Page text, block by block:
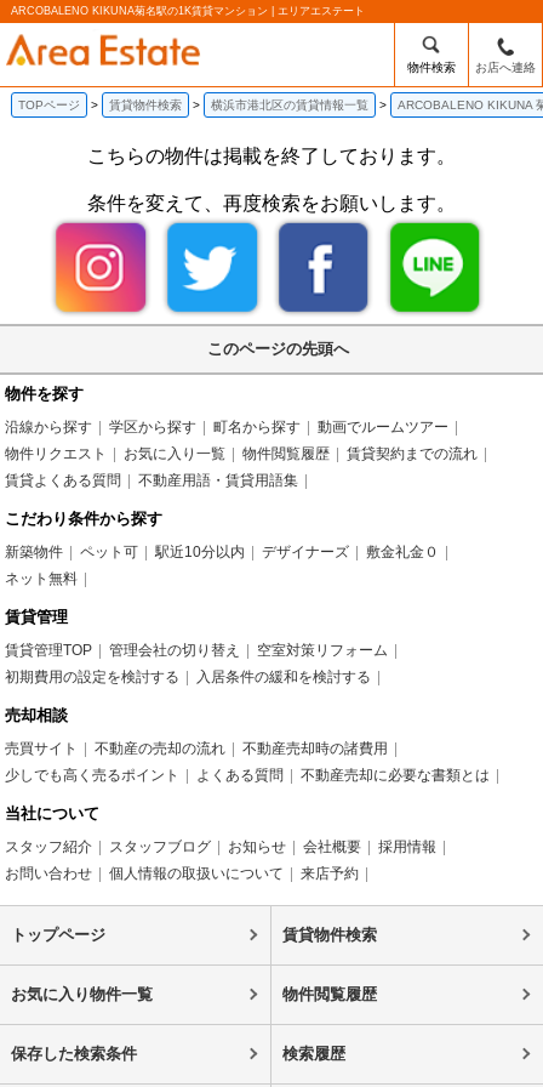
ARCOBALENO KIKUNA菊名駅の1K賃貸マンション | エリアエステート
物件検索 お店へ連絡
TOPページ 賃貸物件検索 横浜市港北区の賃貸情報一覧 ARCOBALENO KIKUNA
こちらの物件は掲載を終了しております。
条件を変えて、再度検索をお願いします。
このページの先頭へ
物件を探す
沿線から探す 学区から探す 町名から探す
動画でルームツアー
物件リクエスト
お気に入り一覧 物件閲覧履歴
賃貸契約までの流れ
賃貸よくある質問
不動産用語・賃貸用語集
こだわり条件から探す
新築物件 ペット可 駅近10分以内 デザイナーズ
敷金礼金０
ネット無料
賃貸管理
賃貸管理TOP 管理会社の切り替え
空室対策リフォーム
初期費用の設定を検討する
入居条件の緩和を検討する
売却相談
売買サイト 不動産の売却の流れ
不動産売却時の諸費用
少しでも高く売るポイント
よくある質問 不動産売却に必要な書類とは
当社について
スタッフ紹介 スタッフブログ お知らせ 会社概要
採用情報
お問い合わせ
個人情報の取扱いについて 来店予約
トップページ 賃貸物件検索
お気に入り物件一覧 物件閲覧履歴
保存した検索条件 検索履歴